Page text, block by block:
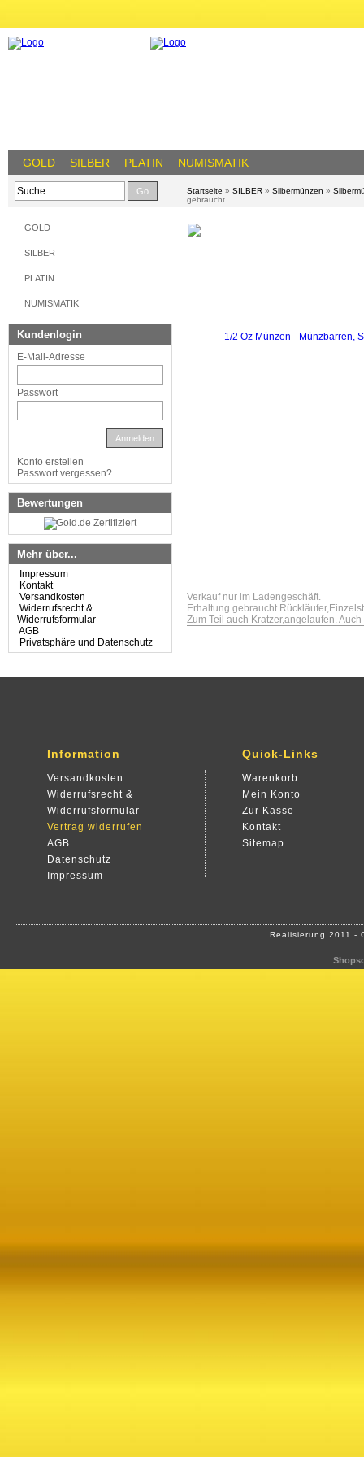
GOLD SILBER PLATIN NUMISMATIK
Go Startseite » SILBER » Silbermünzen »
gebraucht
Verkauf nur im Ladengeschäft.
Erhaltung
Zum Teil auch Kratzer,angelaufen.
GOLD
SILBER
PLATIN
NUMISMATIK
Kundenlogin
E-Mail-Adresse
Passwort
Anmelden
Konto erstellen
Passwort vergessen?
Bewertungen
Mehr über...
Impressum
Kontakt
Versandkosten
Widerrufsrecht &
Widerrufsformular
AGB
Privatsphäre und Datenschutz
Information
Versandkosten
Widerrufsrecht &
Widerrufsformular
Vertrag widerrufen
AGB
Datenschutz
Impressum
Quick-Links
Warenkorb
Mein Konto
Zur Kasse
Kontakt
Sitemap
Realisierung 2011 -